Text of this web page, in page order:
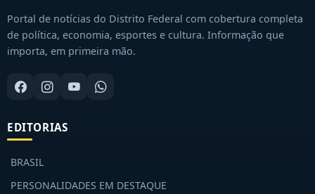
Portal de notícias do Distrito Federal com cobertura completa
de política, economia, esportes e cultura. Informação que
importa, em primeira mão.
EDITORIAS
BRASIL
PERSONALIDADES EM DESTAQUE